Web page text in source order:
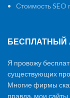
Стоимость SEO
БЕСПЛАТНЫЙ
Я провожу
существующих
Многие фирмы
правда. мои